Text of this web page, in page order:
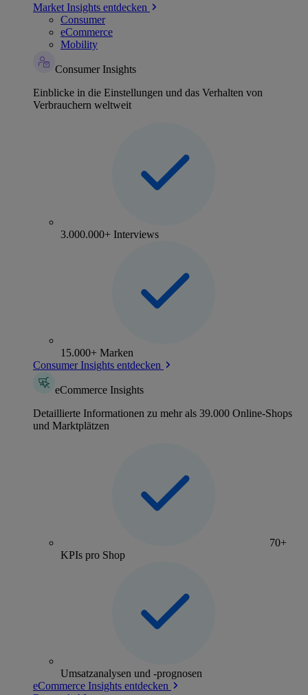
Market Insights entdecken
Consumer
eCommerce
Mobility
Consumer Insights
Einblicke in die Einstellungen und das Verhalten von
Verbrauchern weltweit
3.000.000+ Interviews
15.000+ Marken
Consumer Insights entdecken
eCommerce Insights
Detaillierte Informationen zu mehr als 39.000 Online-Shops
und Marktplätzen
70+
KPIs pro Shop
Umsatzanalysen und -prognosen
eCommerce Insights entdecken